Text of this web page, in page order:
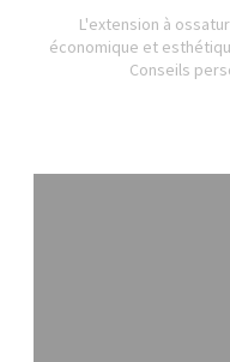
L'extension à
économique et
Conseils